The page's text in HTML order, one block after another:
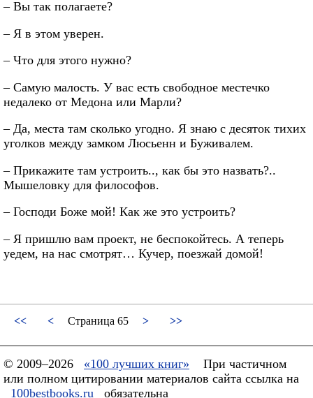
– Вы так полагаете?
– Я в этом уверен.
– Что для этого нужно?
– Самую малость. У вас есть свободное местечко
недалеко от Медона или Марли?
– Да, места там сколько угодно. Я знаю с десяток тихих
уголков между замком Люсьенн и Буживалем.
– Прикажите там устроить.., как бы это назвать?..
Мышеловку для философов.
– Господи Боже мой! Как же это устроить?
– Я пришлю вам проект, не беспокойтесь. А теперь
уедем, на нас смотрят… Кучер, поезжай домой!
<< < Страница 65 > >>
© 2009–2026 «100 лучших книг»
При частичном
или полном цитировании материалов сайта ссылка на
100bestbooks.ru
обязательна